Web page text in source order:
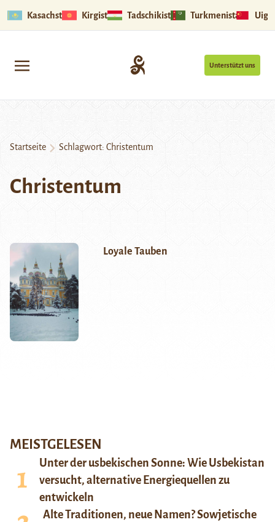
Kasachstan Kirgistan Tadschikistan Turkmenistan
Unterstützt uns
Startseite Schlagwort: Christentum
Christentum
Loyale Tauben
MEISTGELESEN
Unter der usbekischen Sonne: Wie Usbekistan
versucht, alternative Energiequellen zu
entwickeln
Alte Traditionen, neue Namen? Sowjetische